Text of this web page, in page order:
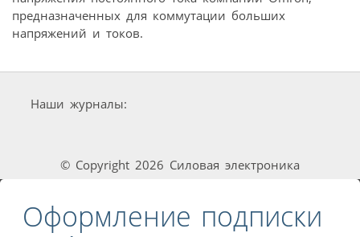
предназначенных для коммутации больших
напряжений и токов.
Наши журналы:
© Copyright 2026 Силовая электроника
Оформление подписки